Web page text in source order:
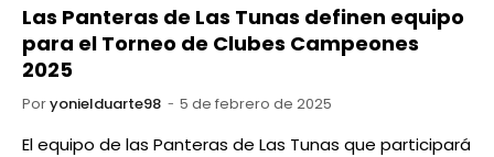
Las Panteras de Las Tunas definen equipo
para el Torneo de Clubes Campeones
2025
Poryonielduarte98 5 de febrero de 2025
El equipo de las Panteras de Las Tunas que participará